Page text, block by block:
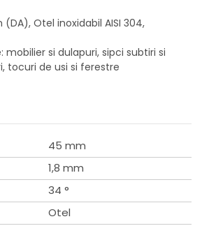
Otel inoxidabil AISI 304,
si dulapuri, sipci subtiri si
tocuri de usi si ferestre
45 mm
1,8 mm
34 °
Otel